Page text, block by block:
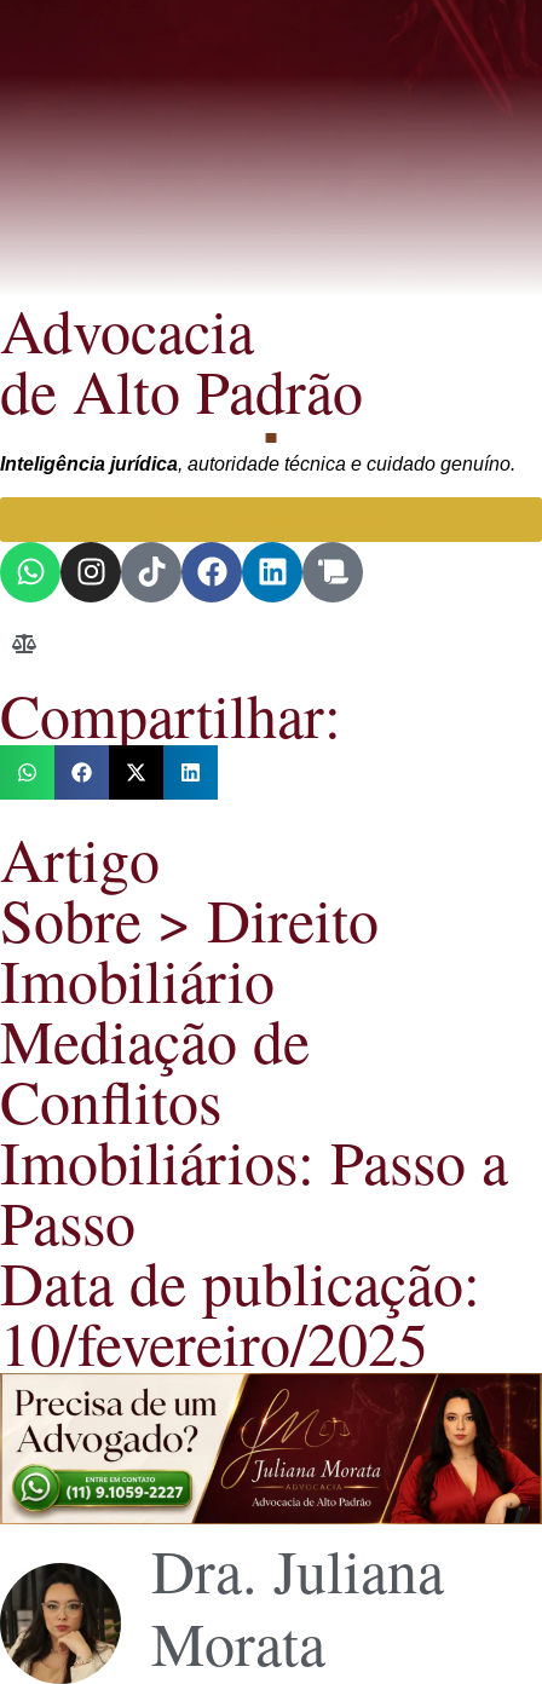
Advocacia
de Alto Padrão
Inteligência jurídica, autoridade técnica e cuidado genuíno.
Compartilhar:
Artigo
Sobre > Direito
Imobiliário
Mediação de
Conflitos
Imobiliários: Passo a
Passo
Data de publicação:
10/fevereiro/2025
Dra. Juliana
Morata